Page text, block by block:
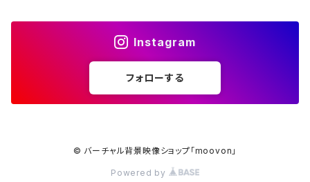
Instagram
フォローする
© バーチャル背景映像ショップ「moovon」
Powered by